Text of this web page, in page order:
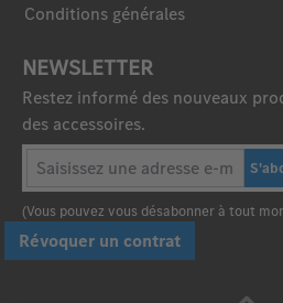
Conditions générales
NEWSLETTER
Restez informé des nouveaux
des accessoires.
(Vous pouvez vous désabonner à tout
Révoquer un contrat